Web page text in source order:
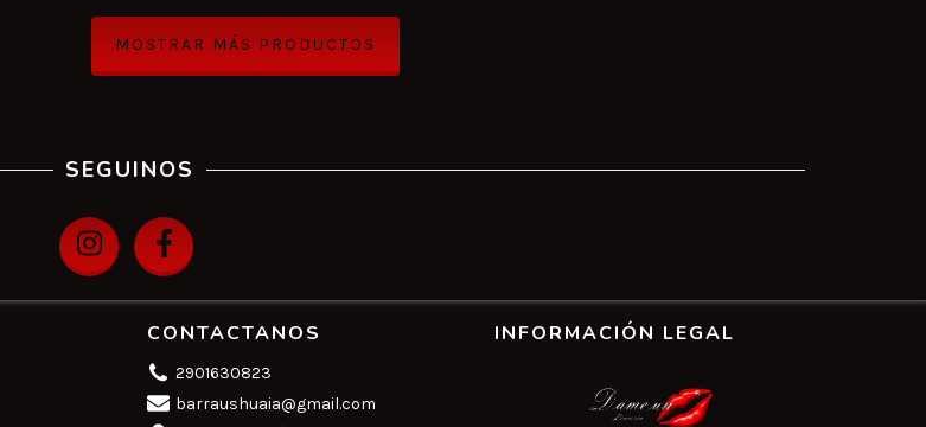
MOSTRAR MÁS PRODUCTOS
SEGUINOS
CONTACTANOS
2901630823
barraushuaia@gmail.com
INFORMACIÓN LEGAL